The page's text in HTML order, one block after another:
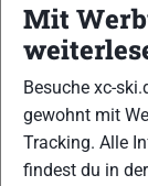
21
Mit
Besuche xc-
gewohnt mit
Tracking. Alle
findest du in der